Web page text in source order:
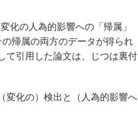
化の人為的影響への「帰属」
帰属の両方のデータが得られ
て引用した論文は、じつは裏付
変化の）検出と（人為的影響へ